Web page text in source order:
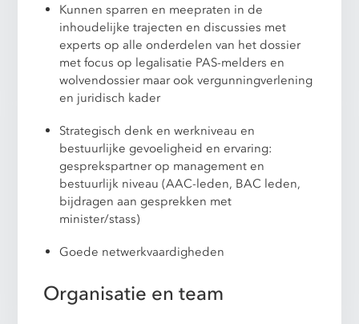
Kunnen sparren en meepraten in de
inhoudelijke trajecten en discussies met
experts op alle onderdelen van het dossier
met focus op legalisatie PAS-melders en
wolvendossier maar ook vergunningverlening
en juridisch kader
Strategisch denk en werkniveau en
bestuurlijke gevoeligheid en ervaring:
gesprekspartner op management en
bestuurlijk niveau (AAC-leden, BAC leden,
bijdragen aan gesprekken met
minister/stass)
Goede netwerkvaardigheden
Organisatie en team